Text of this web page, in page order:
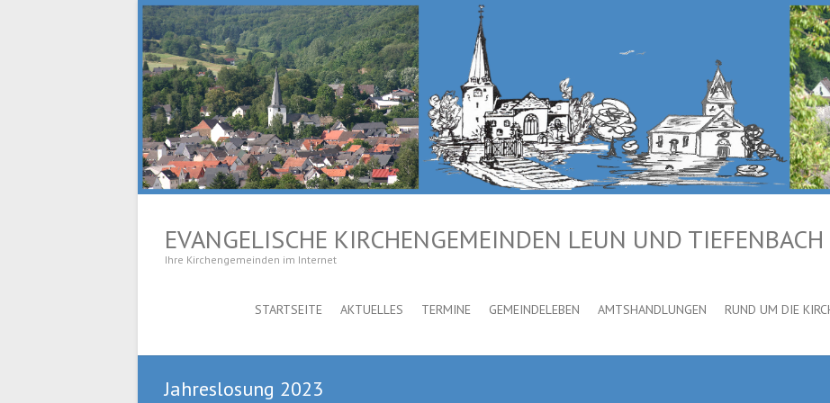
EVANGELISCHE KIRCHENGEMEINDEN LEUN UND TIEFENBACH
Ihre Kirchengemeinden im Internet
STARTSEITE AKTUELLES TERMINE GEMEINDELEBEN AMTSHANDLUNGEN RUND UM DIE
Jahreslosung 2023